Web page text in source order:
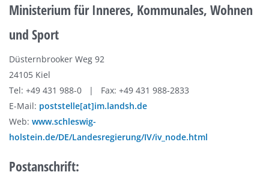
Ministerium für Inneres, Kommunales, Wohnen
und Sport
Düsternbrooker Weg 92
24105 Kiel
Tel: +49 431 988-0 | Fax: +49 431 988-2833
E-Mail: poststelle[at]im.landsh.de
Web: www.schleswig-
holstein.de/DE/Landesregierung/IV/iv_node.html
Postanschrift: